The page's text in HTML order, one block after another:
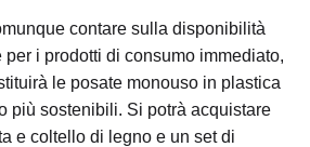
contare sulla disponibilità
i prodotti di consumo immediato,
le posate monouso in plastica
più sostenibili. Si potrà acquistare
e coltello di legno e un set di